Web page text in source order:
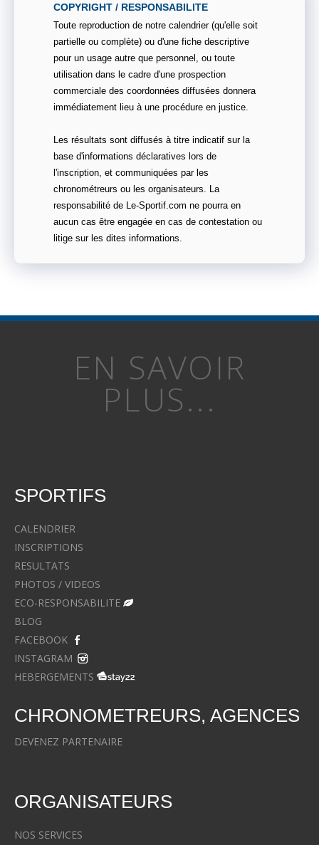
COPYRIGHT / RESPONSABILITE
Toute reproduction de notre calendrier (qu'elle soit
partielle ou complète) ou d'une fiche descriptive
pour un usage autre que personnel, ou toute
utilisation dans le cadre d'une prospection
commerciale des coordonnées diffusées donnera
immédiatement lieu à une procédure en justice.
Les résultats sont diffusés à titre indicatif sur la
base d'informations déclaratives lors de
l'inscription, et communiquées par les
chronométreurs ou les organisateurs. La
responsabilité de Le-Sportif.com ne pourra en
aucun cas être engagée en cas de contestation ou
litige sur les dites informations.
EN SAVOIR
PLUS...
SPORTIFS
CALENDRIER
INSCRIPTIONS
RESULTATS
PHOTOS / VIDEOS
ECO-RESPONSABILITE
BLOG
FACEBOOK
INSTAGRAM
HEBERGEMENTS
CHRONOMETREURS, AGENCES
DEVENEZ PARTENAIRE
ORGANISATEURS
NOS SERVICES